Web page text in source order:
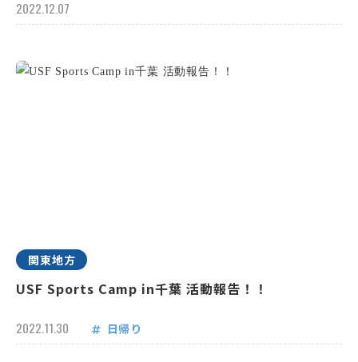
2022.12.07
関東地方
USF Sports Camp in千葉 活動報告！！
2022.11.30 日帰り